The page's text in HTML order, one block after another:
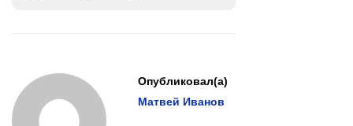
Опубликовал(а)
Матвей Иванов